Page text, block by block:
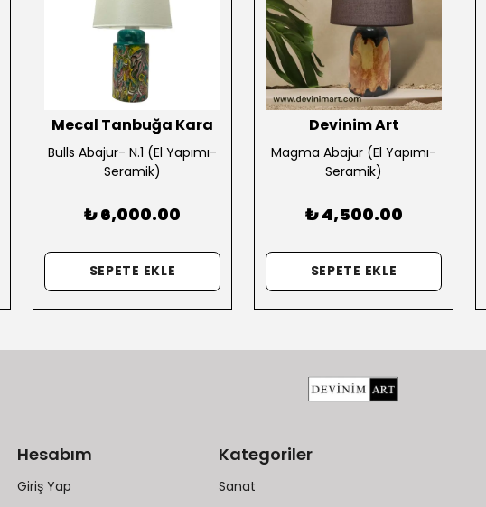
Mecal Tanbuğa Kara
Bulls Abajur- N.1 (El Yapımı-
Seramik)
₺ 6,000.00
SEPETE EKLE
Devinim Art
Magma Abajur (El Yapımı-
Seramik)
₺ 4,500.00
SEPETE EKLE
Hesabım
Giriş Yap
Kategoriler
Sanat